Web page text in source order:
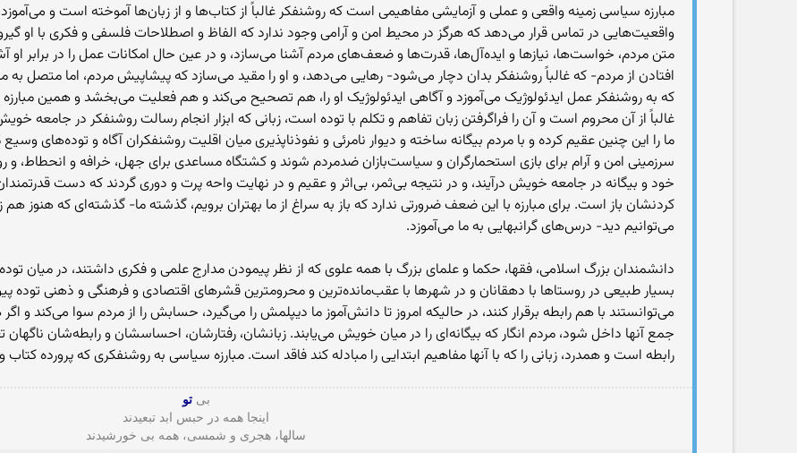
مبارزه سیاسی زمینه واقعی و عملی و آزمایشی مفاهیمی است که روشنفکر غالباً از کتاب‌ها و از زبان‌ها آموخته است و
واقعیت‌هایی در تماس قرار می‌دهد که هرگز در محیط امن و آرامی وجود ندارد که الفاظ و اصطلاحات فلسفی و فکری با او
متن مردم، خواست‌ها، نیازها و ایده‌آل‌ها، قدرت‌ها و ضعف‌های مردم آشنا می‌سازد، و در عین حال امکانات عمل را در برابر او
افتادن از مردم- که غالباً روشنفکر بدان دچار می‌شود- رهایی می‌دهد، و او را مقید می‌سازد که پیشاپیش مردم، اما متصل
که به روشنفکر عمل ایدئولوژیک می‌آموزد و آگاهی ایدئولوژیک او را، هم تصحیح می‌کند و هم فعلیت می‌بخشد و همین
غالباً از آن محروم است و آن را فراگرفتن زبان تفاهم و تکلم با توده است، زبانی که ابزار انجام رسالت روشنفکر در جامعه
ما را این چنین عقیم کرده و با مردم بیگانه ساخته و دیوار نامرئی و نفوذناپذیری میان اقلیت روشنفکران آگاه و توده‌های
سرزمینی امن و آرام برای بازی استحمارگران و سیاست‌بازان ضدمردم شوند و کشتگاه مساعدی برای جهل، خرافه و
خود و بیگانه در جامعه خویش درآیند، و در نتیجه بی‌ثمر، بی‌اثر و عقیم و در نهایت واحه پرت و دوری گردند که دست قدرتمندان
کردنشان باز است. برای مبارزه با این ضعف ضرورتی ندارد که باز به سراغ از ما بهتران برویم، گذشته ما- گذشته‌ای که
می‌توانیم دید- درس‌های گرانبهایی به ما می‌آموزد.
دانشمندان بزرگ اسلامی، فقها، حکما و علمای بزرگ با همه علوی که از نظر پیمودن مدارج علمی و فکری داشتند، در میان
بسیار طبیعی در روستاها با دهقانان و در شهرها با عقب‌مانده‌ترین و محرومترین قشرهای اقتصادی و فرهنگی و ذهنی توده
می‌توانستند با هم رابطه برقرار کنند، در حالیکه امروز تا دانش‌آموز ما دیپلمش را می‌گیرد، حسابش را از مردم سوا می‌کند و
جمع آنها داخل شود، مردم انگار که بیگانه‌ای را در میان خویش می‌یابند. زبانشان، رفتارشان، احساسشان و رابطه‌شان ناگهان
رابطه است و همدرد، زبانی را که با آنها مفاهیم ابتدایی را مبادله کند فاقد است. مبارزه سیاسی به روشنفکری که پرورده
بی تو
اینجا همه در حبس ابد تبعیدند
سالها، هجری و شمسی، همه بی خورشیدند